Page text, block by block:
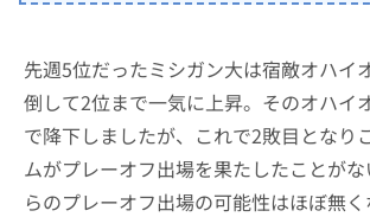
先週5位だったミシガン大は宿敵オハイ
倒して2位まで一気に上昇。そのオハイ
で降下しましたが、これで2敗目となり
ムがプレーオフ出場を果たしたことが
らのプレーオフ出場の可能性はほぼ無